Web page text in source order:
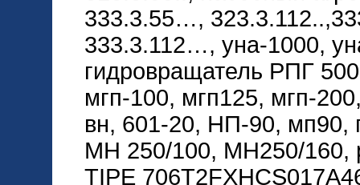
333.3.55…,
333.3.112…, уна-1000,
гидровращатель РПГ
мгп-100, мгп125, мгп-
вн, 601-20, НП-90, мп90,
МН 250/100, МН250/160,
TIPE